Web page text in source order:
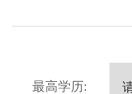
最高学历: